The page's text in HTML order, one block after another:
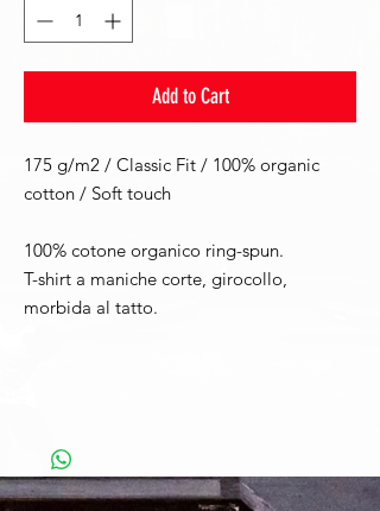
Add to Cart
175 g/m2 / Classic Fit / 100% organic
cotton / Soft touch
100% cotone organico ring-spun.
T-shirt a maniche corte, girocollo,
morbida al tatto.